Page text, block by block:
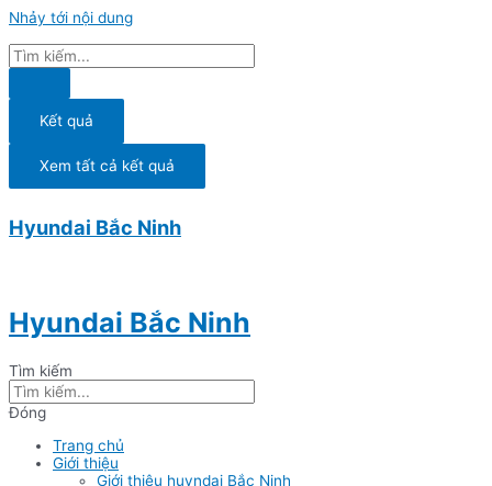
Nhảy tới nội dung
Kết quả
Xem tất cả kết quả
Hyundai Bắc Ninh
Hyundai Bắc Ninh
Tìm kiếm
Đóng
Trang chủ
Giới thiệu
Giới thiệu huyndai Bắc Ninh